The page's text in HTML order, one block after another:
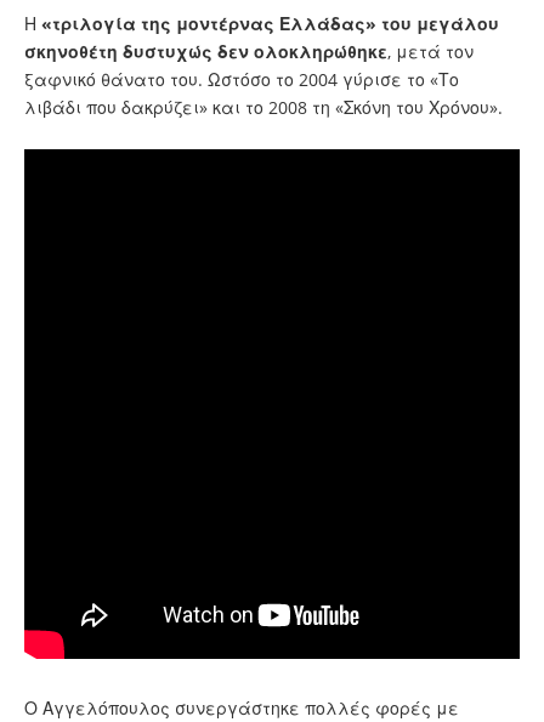
Η «τριλογία της μοντέρνας Ελλάδας» του μεγάλου
σκηνοθέτη δυστυχώς δεν ολοκληρώθηκε, μετά τον
ξαφνικό θάνατο του. Ωστόσο το 2004 γύρισε το «Το
λιβάδι που δακρύζει» και το 2008 τη «Σκόνη του Χρόνου».
Ο Αγγελόπουλος συνεργάστηκε πολλές φορές με